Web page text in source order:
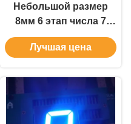
Небольшой размер
8мм 6 этап числа 7
привел дисплей
0.31инч для
Темпеартуре
Лучшая цена